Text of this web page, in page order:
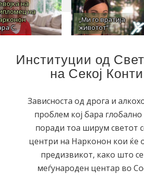
на
на
С.
„Ми го вратија
животот“
Институции од
на Секој
Зависноста од дрога и
проблем кој бара
поради тоа ширум светот
центри на Нарконон кои ќе
предизвикот, како што
меѓународен центар во